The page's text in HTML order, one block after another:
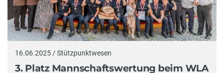
16.06.2025 / Stützpunktwesen
3. Platz Mannschaftswertung beim WLA